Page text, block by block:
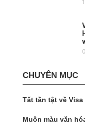
CHUYÊN MỤC
Tất tần tật về Visa
Muôn màu văn